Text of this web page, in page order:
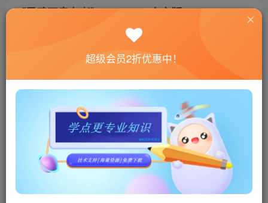
《灵魂石幸存者》v0.9.027h中文版
联网教程： 内附教程
单机教程： 内附教程
不懂的话联系客服！！！
《灵魂石幸存者》是一款动作肉鸽游戏，在这里你将消
灭诸多敌人，挑战强大的领主，同时学习技能来强化角色。
你会成为一名虚空猎人，使用战利品锻造武器、解锁新角
超级会员2折优惠中！